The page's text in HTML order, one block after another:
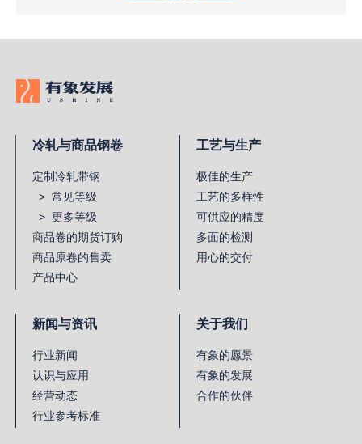
冷轧与商品钢卷
定制冷轧带钢
> 常见等级
> 更多等级
商品卷的期货订购
商品原卷的售卖
产品中心
工艺与生产
极佳的生产
工艺的多样性
可供应的精度
多面的检测
用心的交付
新闻与资讯
行业新闻
认识与应用
经营动态
行业参考标准
关于我们
有象的愿景
有象的发展
合作的伙伴